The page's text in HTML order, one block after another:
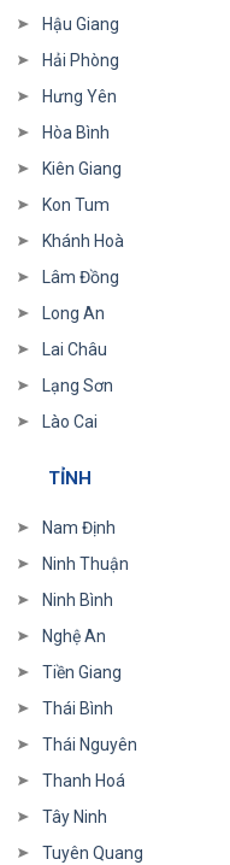
Hậu Giang
Hải Phòng
Hưng Yên
Hòa Bình
Kiên Giang
Kon Tum
Khánh Hoà
Lâm Đồng
Long An
Lai Châu
Lạng Sơn
Lào Cai
TỈNH
Nam Định
Ninh Thuận
Ninh Bình
Nghệ An
Tiền Giang
Thái Bình
Thái Nguyên
Thanh Hoá
Tây Ninh
Tuyên Quang